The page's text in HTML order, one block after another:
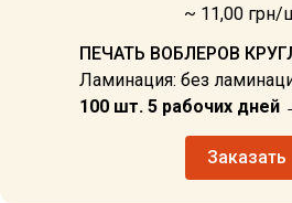
~ 11,00 грн/
ПЕЧАТЬ ВОБЛЕРОВ
Ламинация: без
100 шт. 5 рабочих дней
Заказать